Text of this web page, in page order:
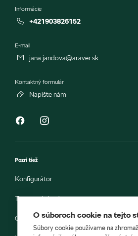
Informácie
+421903826152
E-mail
jana.jandova@araver.sk
Kontaktný formulár
Napíšte nám
Pozri tiež
Konfigurátor
Testovacia jazda
Objednávka do servisu
O súboroch cookie na tejto
Súbory cookie používame na